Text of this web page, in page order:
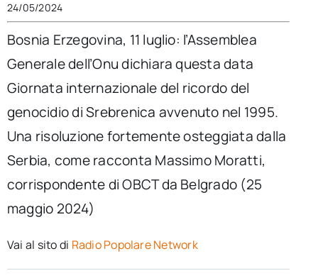
24/05/2024
Bosnia Erzegovina, 11 luglio: l’Assemblea
Generale dell’Onu dichiara questa data
Giornata internazionale del ricordo del
genocidio di Srebrenica avvenuto nel 1995.
Una risoluzione fortemente osteggiata dalla
Serbia, come racconta Massimo Moratti,
corrispondente di OBCT da Belgrado (25
maggio 2024)
Vai al sito di Radio Popolare Network